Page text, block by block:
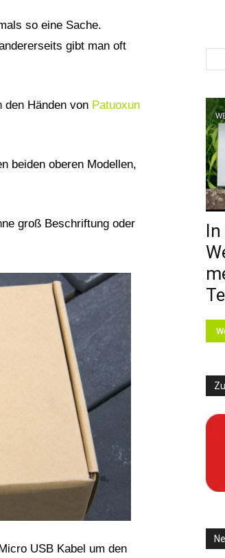
so eine Sache.
gibt man oft
Händen von Patuoxun
beiden oberen Modellen,
groß Beschriftung oder
USB Kabel um den
In